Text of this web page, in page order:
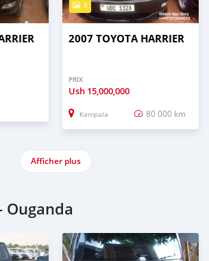
8
2007 TOYOTA HARRIER
PRIX
Ush 15,000,000
Kampala 80 000 km
Afficher plus
Ouganda